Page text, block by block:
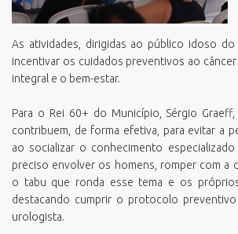
As atividades, dirigidas ao público idoso do
incentivar os cuidados preventivos ao
integral e o bem-estar.
Para o Rei 60+ do Município, Sérgio
contribuem, de forma efetiva, para evitar a
ao socializar o conhecimento especializado
preciso envolver os homens, romper com a
o tabu que ronda esse tema e os próprios
destacando cumprir o protocolo
urologista.